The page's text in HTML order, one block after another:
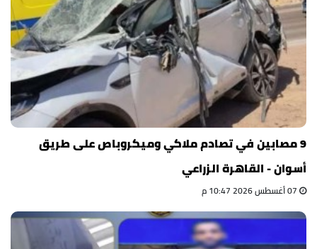
9 مصابين في تصادم ملاكي وميكروباص على طريق
أسوان - القاهرة الزراعي